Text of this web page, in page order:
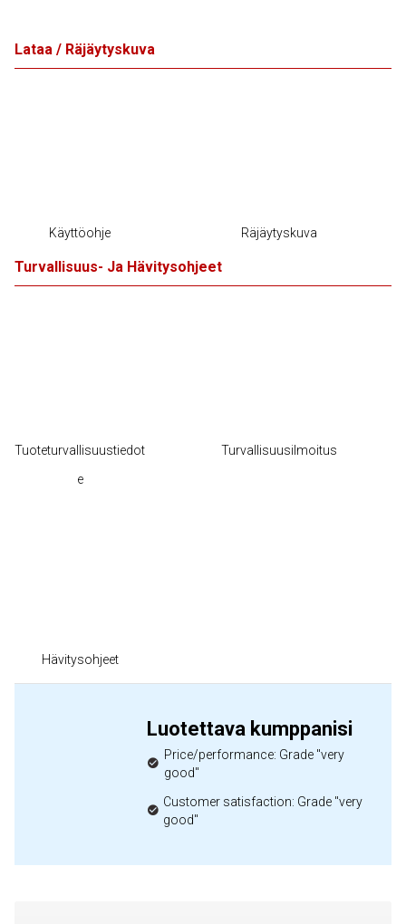
Lataa / Räjäytyskuva
Käyttöohje Räjäytyskuva
Turvallisuus- Ja Hävitysohjeet
Tuoteturvallisuustiedot
e
Turvallisuusilmoitus
Hävitysohjeet
Luotettava kumppanisi
Price/performance: Grade "very
good"
Customer satisfaction: Grade "very
good"